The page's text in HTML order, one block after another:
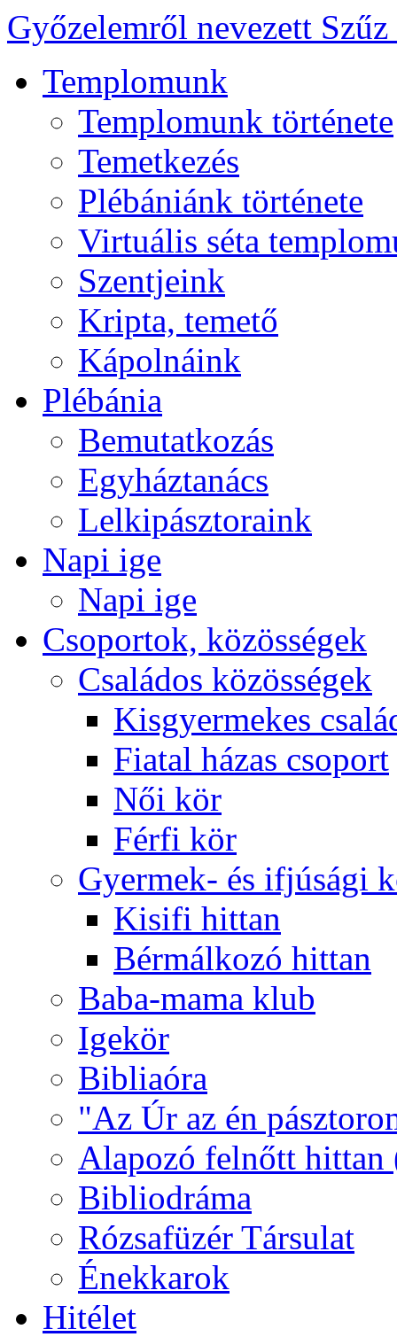
Győzelemről nevezett
Templomunk
Templomunk története
Temetkezés
Plébániánk története
Virtuális séta
Szentjeink
Kripta, temető
Kápolnáink
Plébánia
Bemutatkozás
Egyháztanács
Lelkipásztoraink
Napi ige
Napi ige
Csoportok, közösségek
Családos közösségek
Kisgyermekes
Fiatal házas csoport
Női kör
Férfi kör
Gyermek- és ifjúsági
Kisifi hittan
Bérmálkozó hittan
Baba-mama klub
Igekör
Bibliaóra
"Az Úr az én
Alapozó felnőtt hittan
Bibliodráma
Rózsafüzér Társulat
Énekkarok
Hitélet